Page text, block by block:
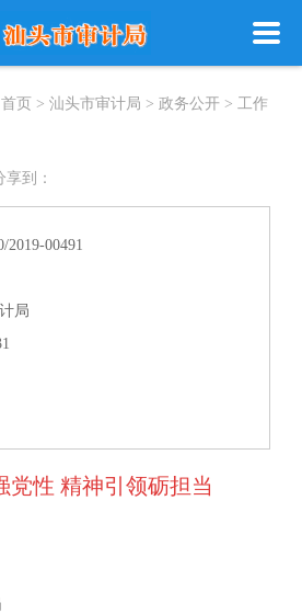
首页 > 汕头市审计局 > 政务公开 > 工作
享到：
2019-00491
局
党性 精神引领砺担当